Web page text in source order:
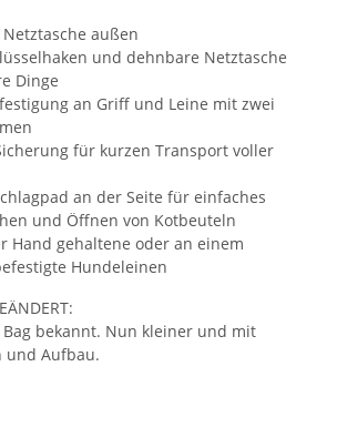
außen
und dehnbare Netztasche
Dinge
an Griff und Leine mit zwei
für kurzen Transport voller
an der Seite für einfaches
und Öffnen von Kotbeuteln
Hand gehaltene oder an einem
Hundeleinen
Bag bekannt. Nun kleiner und mit
und Aufbau.